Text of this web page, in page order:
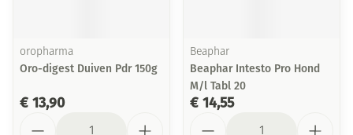
oropharma
Oro-digest Duiven Pdr 150g
€ 13,90
Beaphar
Beaphar Intesto Pro Hond
M/l Tabl 20
€ 14,55